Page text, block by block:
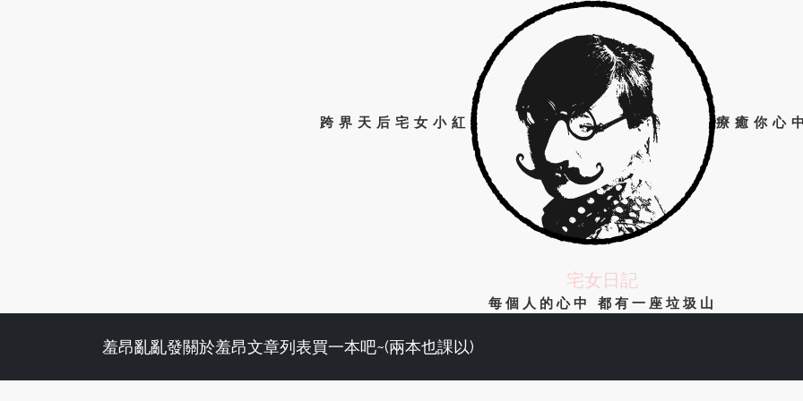
跨界天后宅女小紅 療癒你心
宅女日記
每個人的心中 都有一座垃圾山
羞昂亂亂發關於羞昂文章列表買一本吧~(兩本也課以)